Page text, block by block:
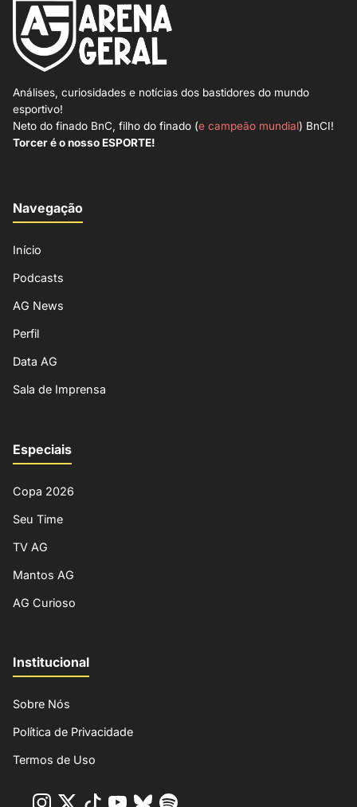
Análises, curiosidades e notícias dos bastidores do mundo
esportivo!
Neto do finado BnC, filho do finado (e campeão mundial) BnCI!
Torcer é o nosso ESPORTE!
Navegação
Início
Podcasts
AG News
Perfil
Data AG
Sala de Imprensa
Especiais
Copa 2026
Seu Time
TV AG
Mantos AG
AG Curioso
Institucional
Sobre Nós
Política de Privacidade
Termos de Uso